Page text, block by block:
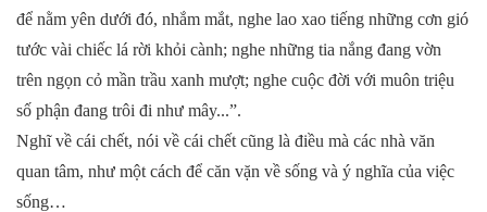
để nằm yên dưới đó, nhắm mắt, nghe lao xao tiếng những cơn gió
tước vài chiếc lá rời khỏi cành; nghe những tia nắng đang vờn
trên ngọn cỏ mần trầu xanh mượt; nghe cuộc đời với muôn triệu
số phận đang trôi đi như mây...”.
Nghĩ về cái chết, nói về cái chết cũng là điều mà các nhà văn
quan tâm, như một cách để căn vặn về sống và ý nghĩa của việc
sống…